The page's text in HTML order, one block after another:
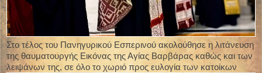
Στο τέλος του Πανηγυρικού Εσπερινού ακολούθησε η λιτάνευση
της θαυματουργής Εικόνας της Αγίας Βαρβάρας καθώς και των
λειψάνων της, σε όλο το χωριό προς ευλογία των κατοίκων